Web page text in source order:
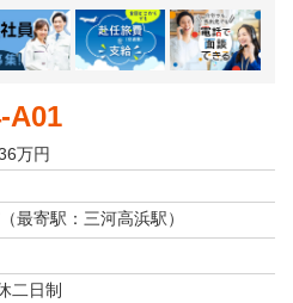
A01
万円
最寄駅：三河高浜駅）
二日制